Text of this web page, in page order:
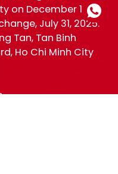
on December 19,
July 31, 2025.
Tan, Tan Binh
Ho Chi Minh City